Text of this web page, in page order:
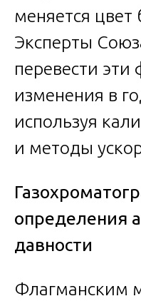
меняется
Эксперты
перевести
изменения в
используя
и методы
определения
давности
Флагманским